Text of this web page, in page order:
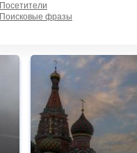
Посетители
Поисковые фразы